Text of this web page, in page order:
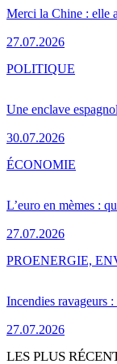
Merci la Chine : elle
27.07.2026
Une enclave
30.07.2026
POLITIQUE
L’euro en mèmes :
27.07.2026
ÉCONOMIE
Incendies ravageurs
27.07.2026
PROENERGIE,
LES PLUS